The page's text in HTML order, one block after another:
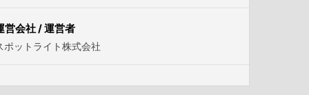
営会社 / 運営者
ポットライト株式会社